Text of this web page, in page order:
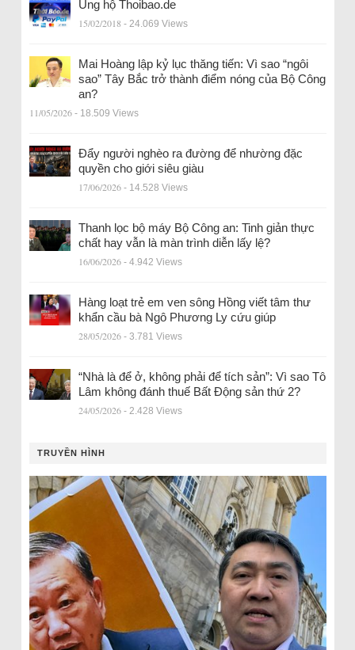
Ủng hộ Thoibao.de
15/02/2018 - 24.069 Views
Mai Hoàng lập kỷ lục thăng tiến: Vì sao “ngôi
sao” Tây Bắc trở thành điểm nóng của Bộ Công
an?
11/05/2026 - 18.509 Views
Đẩy người nghèo ra đường để nhường đặc
quyền cho giới siêu giàu
17/06/2026 - 14.528 Views
Thanh lọc bộ máy Bộ Công an: Tinh giản thực
chất hay vẫn là màn trình diễn lấy lệ?
16/06/2026 - 4.942 Views
Hàng loạt trẻ em ven sông Hồng viết tâm thư
khẩn cầu bà Ngô Phương Ly cứu giúp
28/05/2026 - 3.781 Views
“Nhà là để ở, không phải để tích sản”: Vì sao Tô
Lâm không đánh thuế Bất Động sản thứ 2?
24/05/2026 - 2.428 Views
TRUYỀN HÌNH